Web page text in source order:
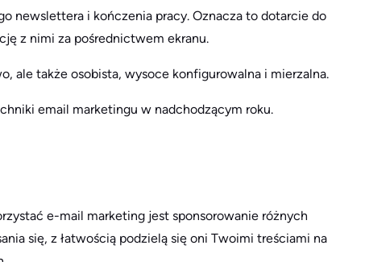
newslettera i kończenia pracy. Oznacza to dotarcie do
z nimi za pośrednictwem ekranu.
ale także osobista, wysoce konfigurowalna i mierzalna.
email marketingu w nadchodzącym roku.
e-mail marketing jest sponsorowanie różnych
się, z łatwością podzielą się oni Twoimi treściami na